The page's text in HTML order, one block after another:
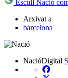
Escull Nació
Arxivat a
barcelona
NacióDigital